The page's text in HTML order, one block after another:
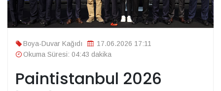
Boya-Duvar Kağıdı
17.06.2026 17:11
Okuma Süresi: 04:43 dakika
Paintistanbul 2026